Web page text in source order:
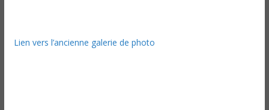
Lien vers l’ancienne galerie de photo